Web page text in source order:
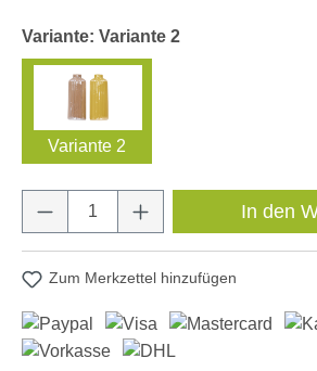
Variante: Variante 2
Variante 2
Produkt Anzahl: Gib den
In den
Zum Merkzettel hinzufügen